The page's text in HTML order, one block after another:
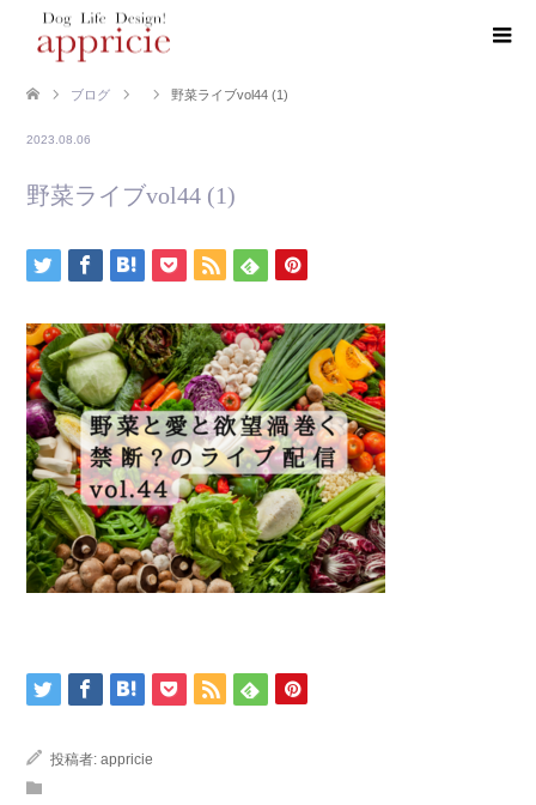
ブログ 野菜ライブvol44 (1)
2023.08.06
野菜ライブvol44 (1)
投稿者: appricie